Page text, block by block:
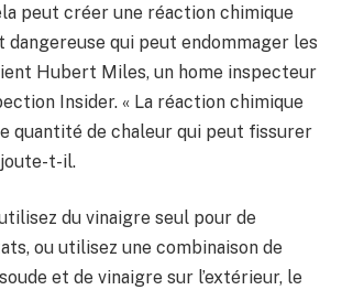
peut créer une réaction chimique
qui peut endommager les
Hubert Miles, un home inspecteur
Insider. « La réaction chimique
quantité de chaleur qui peut fissurer
t-il.
du vinaigre seul pour de
ou utilisez une combinaison de
et de vinaigre sur l’extérieur, le